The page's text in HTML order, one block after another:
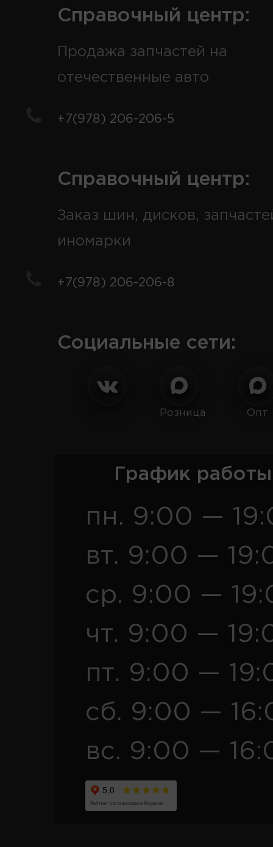
Справочный центр:
Продажа запчастей на
отечественные авто
+7(978) 206-206-5
Справочный центр:
Заказ шин, дисков,
иномарки
+7(978) 206-206-8
Социальные сети:
Розница Опт
График
пн. 9:00 —
вт. 9:00 —
ср. 9:00 —
чт. 9:00 —
пт. 9:00 —
сб. 9:00 —
вс. 9:00 —